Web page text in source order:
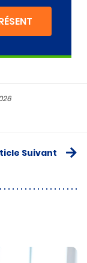
Suivant